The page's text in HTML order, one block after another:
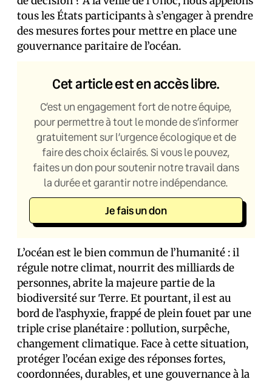
tous les États participants à s’engager à prendre
des mesures fortes pour mettre en place une
gouvernance paritaire de l’océan.
Cet article est en accès libre.
C’est un engagement fort de notre équipe,
pour permettre à tout le monde de s’informer
gratuitement sur l’urgence écologique et de
faire des choix éclairés. Si vous le pouvez,
faites un don pour soutenir notre travail dans
la durée et garantir notre indépendance.
Je fais un don
L’océan est le bien commun de l’humanité : il
régule notre climat, nourrit des milliards de
personnes, abrite la majeure partie de la
biodiversité sur Terre. Et pourtant, il est au
bord de l’asphyxie, frappé de plein fouet par une
triple crise planétaire : pollution, surpêche,
changement climatique. Face à cette situation,
protéger l’océan exige des réponses fortes,
coordonnées, durables, et une gouvernance à la